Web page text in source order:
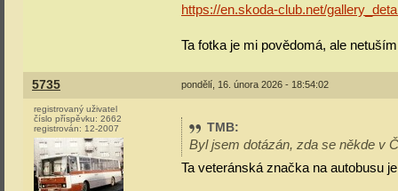
https://en.skoda-club.net/
Ta fotka je mi povědomá, ale
5735 pondělí, 16. února 2026 - 18:54:02
registrovaný uživatel
číslo příspěvku: 2662
registrován: 12-2007 TMB:
Byl jsem dotázán, zda se někde v
Ta veteránská značka na autobusu